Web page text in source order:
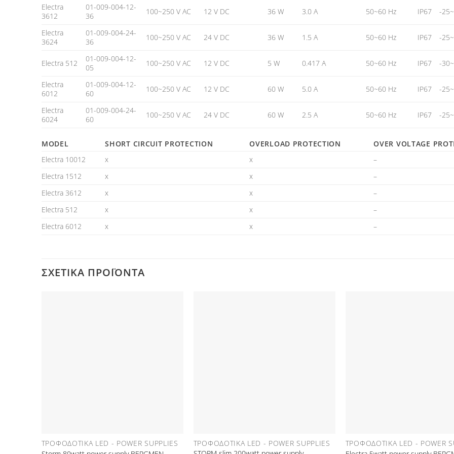
Electra
3612
01-009-004-12-
36
100~250 V AC 12 V DC 36 W 3.0 A 50~60 Hz IP67 -
Electra
3624
01-009-004-24-
36
100~250 V AC 24 V DC 36 W 1.5 A 50~60 Hz IP67 -
Electra 512
01-009-004-12-
05
100~250 V AC 12 V DC 5 W 0.417 A 50~60 Hz IP67 -
Electra
6012
01-009-004-12-
60
100~250 V AC 12 V DC 60 W 5.0 A 50~60 Hz IP67 -
Electra
6024
01-009-004-24-
60
100~250 V AC 24 V DC 60 W 2.5 A 50~60 Hz IP67 -
MODEL SHORT CIRCUIT PROTECTION OVERLOAD PROTECTION
OVER VOLTAGE
Electra 10012
x x
–
Electra 1512
x x
–
Electra 3612
x x
–
Electra 512
x x
–
Electra 6012
x x –
ΣΧΕΤΙΚΆ ΠΡΟΪΌΝΤΑ
ΤΡΟΦΟΔΟΤΙΚΆ LED - POWER SUPPLIES
ΤΡΟΦΟΔΟΤΙΚΆ LED - POWER SUPPLIES
ΤΡΟΦΟΔΟΤΙΚΆ LED - POWER